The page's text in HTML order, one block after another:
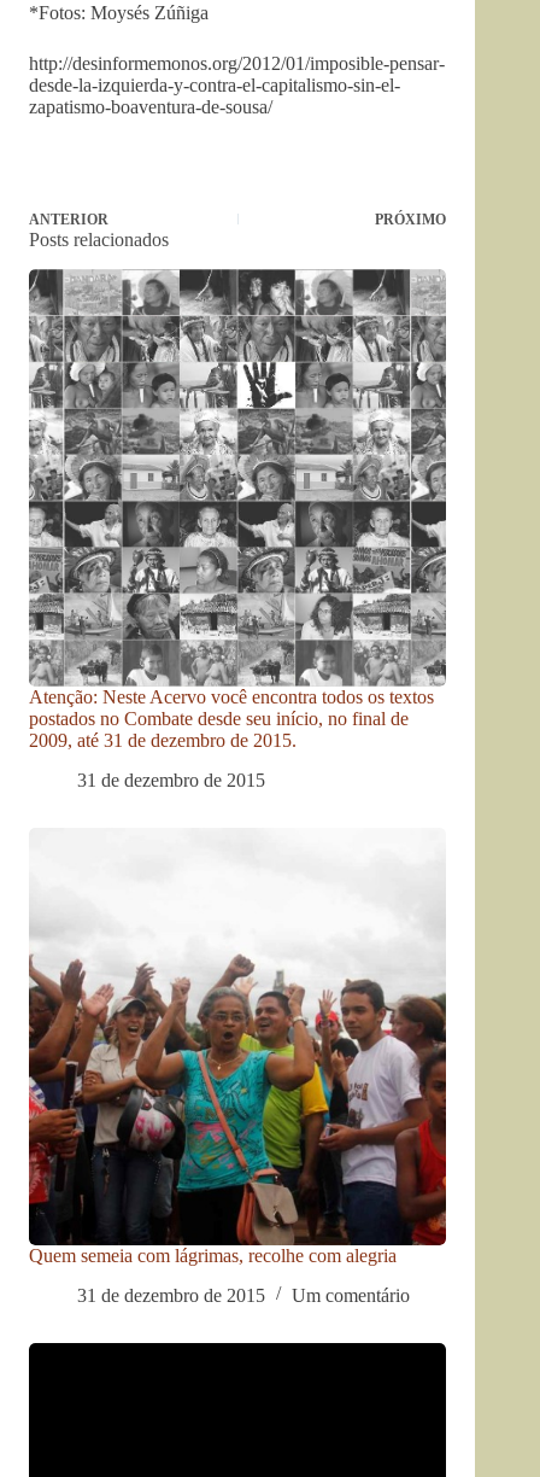
*Fotos: Moysés Zúñiga
http://desinformemonos.org/2012/01/imposible-pensar-
desde-la-izquierda-y-contra-el-capitalismo-sin-el-
zapatismo-boaventura-de-sousa/
ANTERIOR PRÓXIMO
Posts relacionados
Atenção: Neste Acervo você encontra todos os textos
postados no Combate desde seu início, no final de
2009, até 31 de dezembro de 2015.
31 de dezembro de 2015
Quem semeia com lágrimas, recolhe com alegria
31 de dezembro de 2015
Um comentário